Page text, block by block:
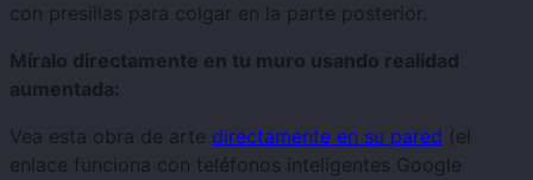
con presillas para colgar en la parte posterior.
Míralo directamente en tu muro usando realidad
aumentada:
Vea esta obra de arte directamente en su pared (el
enlace funciona con teléfonos inteligentes Google